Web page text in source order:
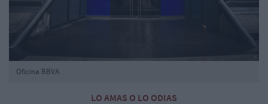
LO AMAS O LO ODIAS
Oficina BBVA